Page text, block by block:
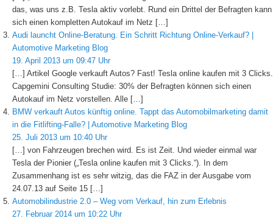
das, was uns z.B. Tesla aktiv vorlebt. Rund ein Drittel der Befragten kann
sich einen kompletten Autokauf im Netz […]
Audi launcht Online-Beratung. Ein Schritt Richtung Online-Verkauf? |
Automotive Marketing Blog
19. April 2013 um 09:47 Uhr
[…] Artikel Google verkauft Autos? Fast! Tesla online kaufen mit 3 Clicks.
Capgemini Consulting Studie: 30% der Befragten können sich einen
Autokauf im Netz vorstellen. Alle […]
BMW verkauft Autos künftig online. Tappt das Automobilmarketing damit
in die Fitlifting-Falle? | Automotive Marketing Blog
25. Juli 2013 um 10:40 Uhr
[…] von Fahrzeugen brechen wird. Es ist Zeit. Und wieder einmal war
Tesla der Pionier („Tesla online kaufen mit 3 Clicks.“). In dem
Zusammenhang ist es sehr witzig, das die FAZ in der Ausgabe vom
24.07.13 auf Seite 15 […]
Automobilindustrie 2.0 – Weg vom Verkauf, hin zum Erlebnis
27. Februar 2014 um 10:22 Uhr